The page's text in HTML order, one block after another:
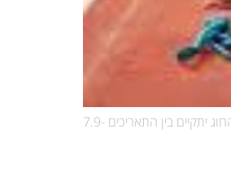
מחפשים פעילות שמשלבת גמישות, כוח, קואורדינציה וביטחון עצמי?חוג התעמלות קרקע מחכה לילדים ולילדות שאוהבים לזוז, לקפוץ ולגלות את היכולות של הגוף החוג יתקיים בין התאריכים 7.9-